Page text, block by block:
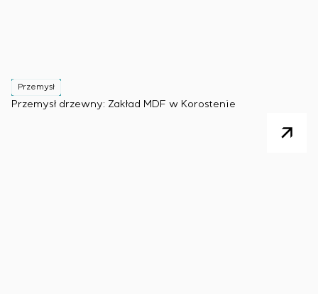
Przemysł
Przemysł drzewny: Zakład MDF w Korostenie